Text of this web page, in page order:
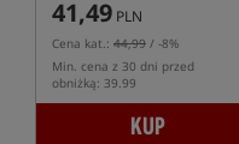
41,49 PLN
Cena kat.: 44,99 / -8%
Min. cena z 30 dni przed
obniżką: 39.99
KUP